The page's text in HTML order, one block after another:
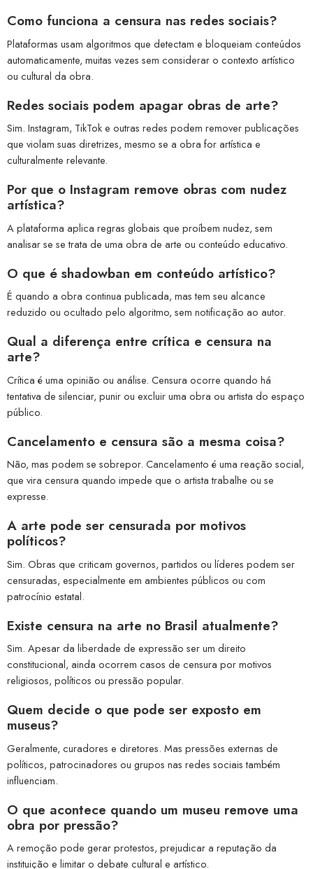
Como funciona a censura nas redes sociais?
Plataformas usam algoritmos que detectam e bloqueiam conteúdos
automaticamente, muitas vezes sem considerar o contexto artístico
ou cultural da obra.
Redes sociais podem apagar obras de arte?
Sim. Instagram, TikTok e outras redes podem remover publicações
que violam suas diretrizes, mesmo se a obra for artística e
culturalmente relevante.
Por que o Instagram remove obras com nudez
artística?
A plataforma aplica regras globais que proíbem nudez, sem
analisar se se trata de uma obra de arte ou conteúdo educativo.
O que é shadowban em conteúdo artístico?
É quando a obra continua publicada, mas tem seu alcance
reduzido ou ocultado pelo algoritmo, sem notificação ao autor.
Qual a diferença entre crítica e censura na
arte?
Crítica é uma opinião ou análise. Censura ocorre quando há
tentativa de silenciar, punir ou excluir uma obra ou artista do espaço
público.
Cancelamento e censura são a mesma coisa?
Não, mas podem se sobrepor. Cancelamento é uma reação social,
que vira censura quando impede que o artista trabalhe ou se
expresse.
A arte pode ser censurada por motivos
políticos?
Sim. Obras que criticam governos, partidos ou líderes podem ser
censuradas, especialmente em ambientes públicos ou com
patrocínio estatal.
Existe censura na arte no Brasil atualmente?
Sim. Apesar da liberdade de expressão ser um direito
constitucional, ainda ocorrem casos de censura por motivos
religiosos, políticos ou pressão popular.
Quem decide o que pode ser exposto em
museus?
Geralmente, curadores e diretores. Mas pressões externas de
políticos, patrocinadores ou grupos nas redes sociais também
influenciam.
O que acontece quando um museu remove uma
obra por pressão?
A remoção pode gerar protestos, prejudicar a reputação da
instituição e limitar o debate cultural e artístico.